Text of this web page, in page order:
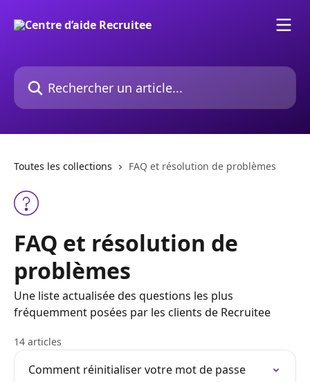
Rechercher un article...
Toutes les collections FAQ et résolution de problèmes
FAQ et résolution de
problèmes
Une liste actualisée des questions les plus
fréquemment posées par les clients de Recruitee
14 articles
Comment réinitialiser votre mot de passe